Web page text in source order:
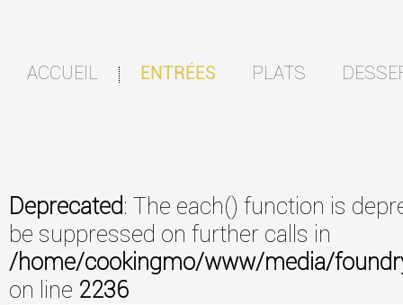
ACCUEIL ENTRÉES PLATS
Deprecated: The each() function is
be suppressed on further calls in
/home/cookingmo/www/media/
on line 2236